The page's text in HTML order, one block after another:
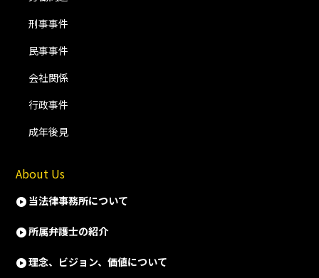
刑事事件
民事事件
会社関係
行政事件
成年後見
About Us
当法律事務所について
所属弁護士の紹介
理念、ビジョン、価値について